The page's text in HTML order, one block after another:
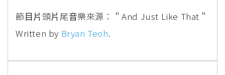
節⽬⽚頭⽚尾⾳樂來源：＂And Just Like That＂
Written by Bryan Teoh.